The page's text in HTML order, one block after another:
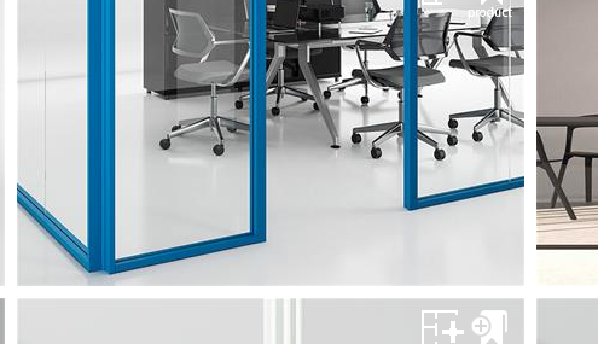
پارتیشن اداری پدزا
پارتیشن پِدزا
سیستم های پارتیشن اداری
مشــــــاهده